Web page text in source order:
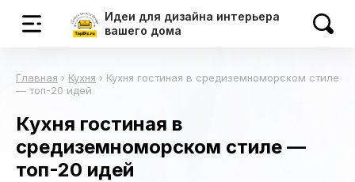
Идеи для дизайна интерьера
вашего дома
Главная › Кухня › Кухня гостиная в средиземноморском стиле
— топ-20 идей
Кухня гостиная в
средиземноморском стиле —
топ-20 идей